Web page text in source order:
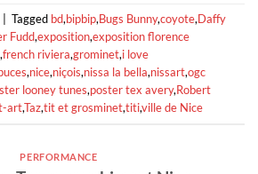
Tagged bd,bipbip,Bugs Bunny,coyote,Daffy
Fudd,exposition,exposition florence
,french riviera,grominet,i love
,nice,niçois,nissa la bella,nissart,ogc
looney tunes,poster tex avery,Robert
art,Taz,tit et grosminet,titi,ville de Nice
PERFORMANCE